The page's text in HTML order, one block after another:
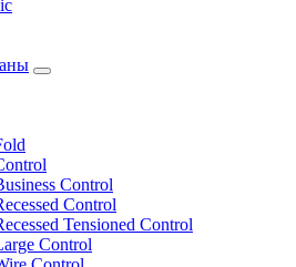
Control
Control
Tensioned Control
Control